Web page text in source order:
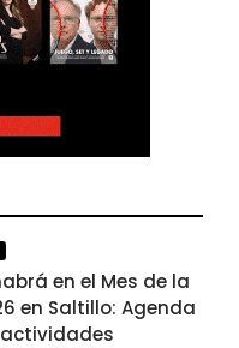
en el Mes de la
en Saltillo: Agenda